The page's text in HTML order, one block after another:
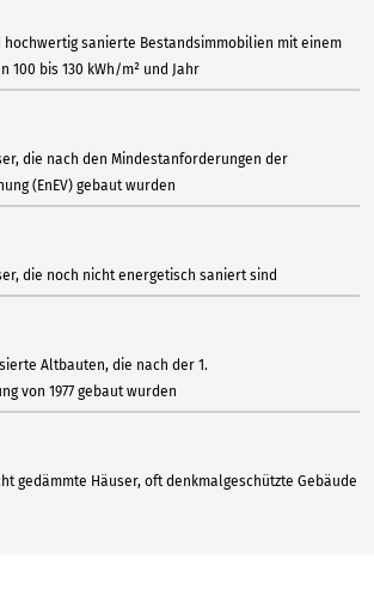
hochwertig sanierte Bestandsimmobilien mit einem
100 bis 130 kWh/m² und Jahr
die nach den Mindestanforderungen der
(EnEV) gebaut wurden
die noch nicht energetisch saniert sind
Altbauten, die nach der 1.
von 1977 gebaut wurden
gedämmte Häuser, oft denkmalgeschützte Gebäude